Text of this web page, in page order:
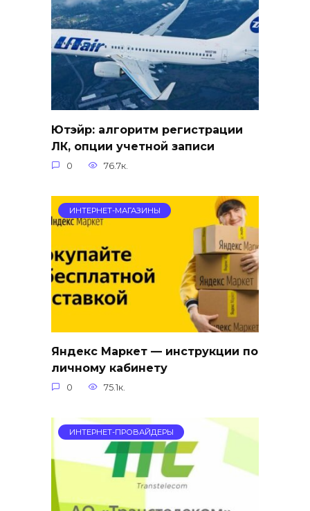
Ютэйр: алгоритм регистрации
ЛК, опции учетной записи
0 76.7к.
ИНТЕРНЕТ-МАГАЗИНЫ
Яндекс Маркет — инструкции по
личному кабинету
0 75.1к.
ИНТЕРНЕТ-ПРОВАЙДЕРЫ